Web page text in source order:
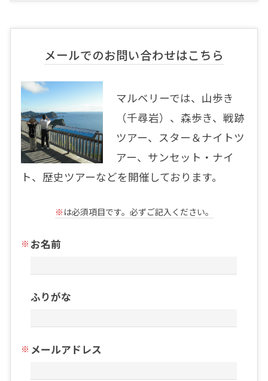
メールでのお問い合わせはこちら
マルベリーでは、山歩き
（千尋岩）、森歩き、戦跡
ツアー、スター＆ナイトツ
アー、サンセット・ナイ
ト、歴史ツアーなどを開催しております。
※ は必須項目です。必ずご記入ください。
お名前
ふりがな
メールアドレス